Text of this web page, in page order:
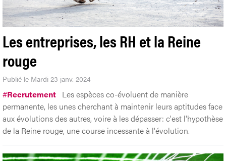
Les entreprises, les RH et la Reine
rouge
Publié le Mardi 23 janv. 2024
#Recrutement Les espèces co-évoluent de manière
permanente, les unes cherchant à maintenir leurs aptitudes face
aux évolutions des autres, voire à les dépasser: c'est l'hypothèse
de la Reine rouge, une course incessante à l'évolution.